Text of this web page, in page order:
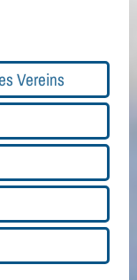
Vereins